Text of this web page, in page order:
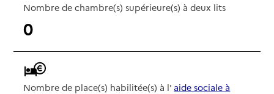
Nombre de chambre(s) supérieure(s) à deux lits
0
Nombre de place(s) habilitée(s) à l' aide sociale à